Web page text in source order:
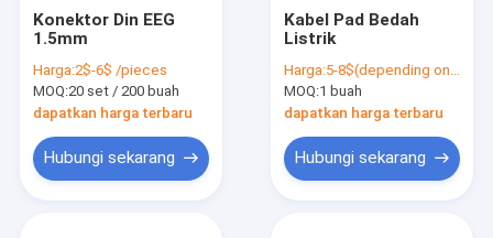
Konektor Din EEG
1.5mm
Harga:2$-6$ /pieces
MOQ:20 set / 200 buah
dapatkan harga terbaru
Hubungi sekarang
Kabel Pad Bedah
Listrik
Harga:5-8$(depending on your order qty)
MOQ:1 buah
dapatkan harga terbaru
Hubungi sekarang